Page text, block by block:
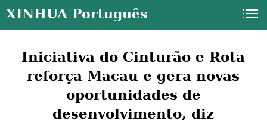
XINHUA Português
Iniciativa do Cinturão e Rota
reforça Macau e gera novas
oportunidades de
desenvolvimento, diz